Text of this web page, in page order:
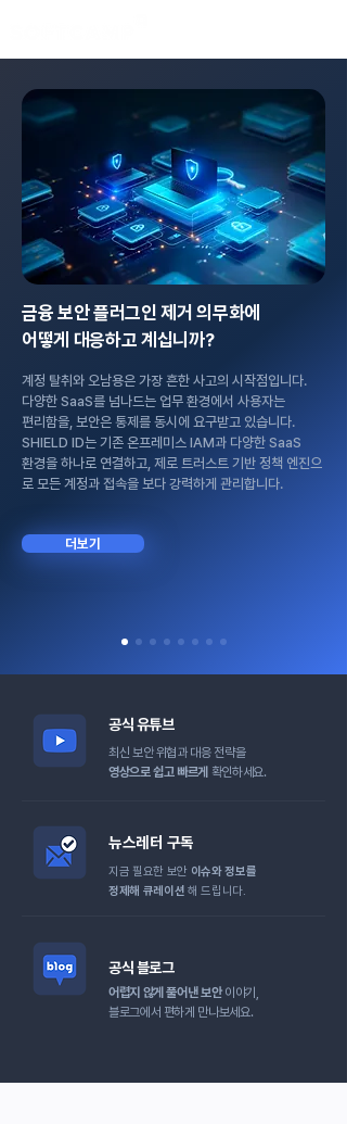
금융 보안 플러그인 제거 의무화에
어떻게 대응하고 계십니까?
계정 탈취와 오남용은 가장 흔한 사고의 시작점입니다.
다양한 SaaS를 넘나드는 업무 환경에서 사용자는
편리함을, 보안은 통제를 동시에 요구받고 있습니다.
SHIELD ID는 기존 온프레미스 IAM과 다양한 SaaS
환경을 하나로 연결하고, 제로 트러스트 기반 정책 엔진으
로 모든 계정과 접속을 보다 강력하게 관리합니다.
더보기
최신 보안 위협과 대응 전략을
영상으로 쉽고 빠르게 확인하세요.
공식 유튜브
지금 필요한 보안 이슈와 정보를
​정제해 큐레이션 해 드립니다.
뉴스레터 구독
어렵지 않게 풀어낸 보안이야기,
​블로그에서 편하게 만나보세요.
공식 블로그